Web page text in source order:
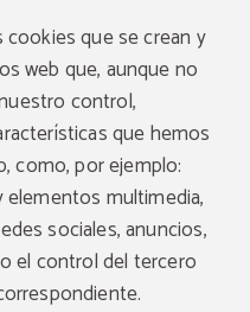
que se crean y
web que, aunque no
control,
que hemos
como, por ejemplo:
multimedia,
sociales, anuncios,
el control del tercero